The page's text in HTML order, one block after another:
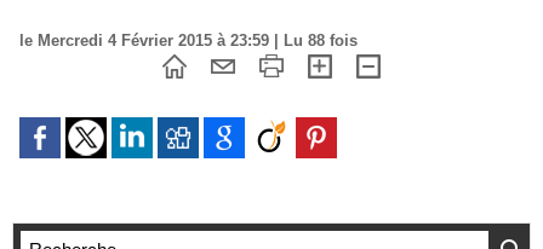
le Mercredi 4 Février 2015 à 23:59 | Lu 88 fois